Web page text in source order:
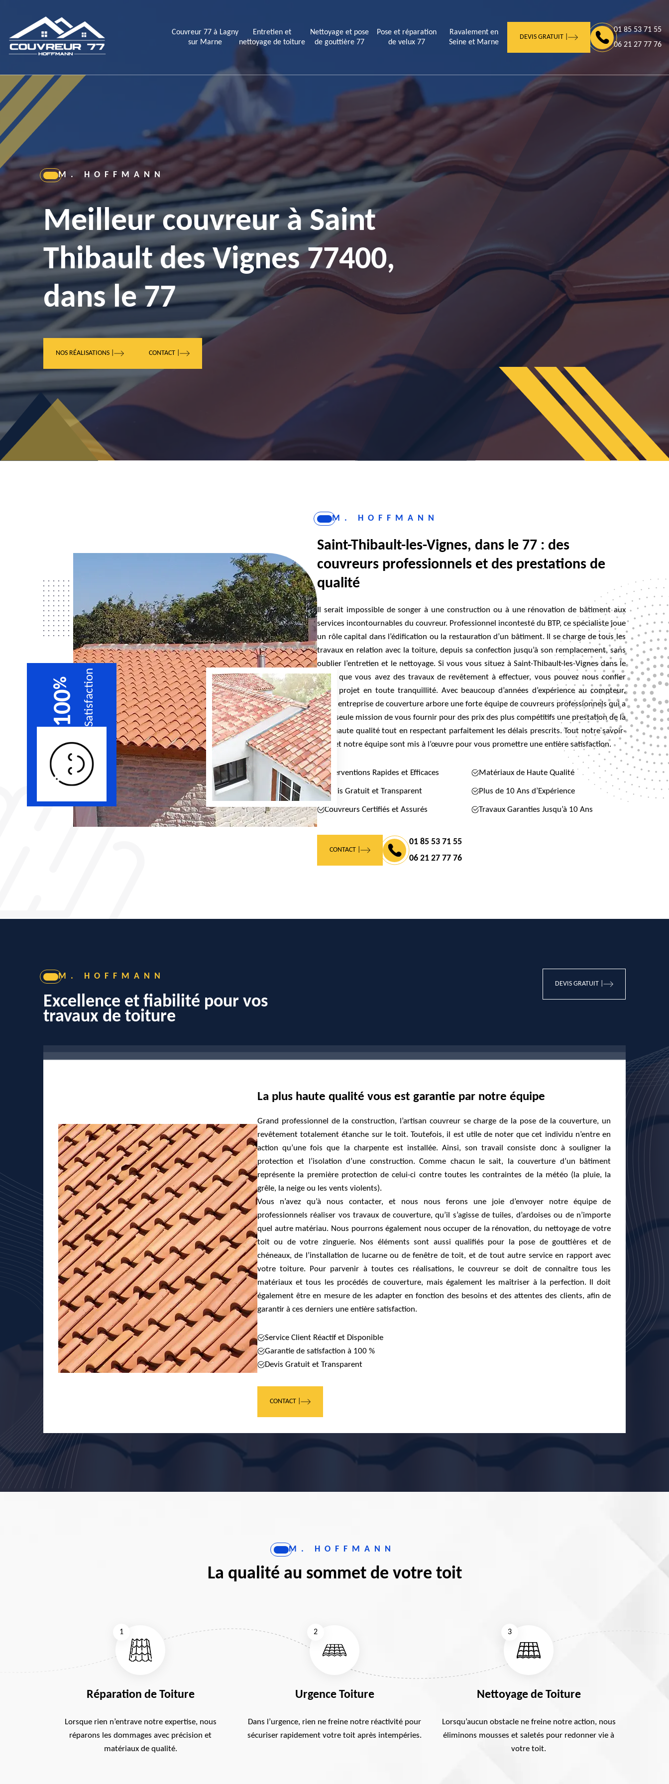
Couvreur 77 à Lagny
sur Marne
Entretien et
nettoyage de toiture
Nettoyage et pose
de gouttière 77
Pose et réparation
de velux 77
Ravalement en
Seine et Marne
DEVIS GRATUIT |
01 85 53 71 55
06 21 27 77 76
M. HOFFMANN
Meilleur couvreur à Saint
Thibault des Vignes 77400,
dans le 77
NOS RÉALISATIONS | CONTACT |
100
% Satisfaction
M. HOFFMANN
Saint-Thibault-les-Vignes, dans le 77 : des
couvreurs professionnels et des prestations de
qualité
Il serait impossible de songer à une construction ou à une rénovation de bâtiment aux
services incontournables du couvreur. Professionnel incontesté du BTP, ce spécialiste joue
un rôle capital dans l’édification ou la restauration d’un bâtiment. Il se charge de tous les
travaux en relation avec la toiture, depuis sa confection jusqu’à son remplacement, sans
oublier l’entretien et le nettoyage. Si vous vous situez à Saint-Thibault-les-Vignes dans le
77 et que vous avez des travaux de revêtement à effectuer, vous pouvez nous confier
votre projet en toute tranquillité. Avec beaucoup d’années d’expérience au compteur,
notre entreprise de couverture arbore une forte équipe de couvreurs professionnels qui a
pour seule mission de vous fournir pour des prix des plus compétitifs une prestation de la
plus haute qualité tout en respectant parfaitement les délais prescrits. Tout notre savoir-
faire et notre équipe sont mis à l’œuvre pour vous promettre une entière satisfaction.
Interventions Rapides et Efficaces Matériaux de Haute Qualité
Devis Gratuit et Transparent Plus de 10 Ans d’Expérience
Couvreurs Certifiés et Assurés Travaux Garanties Jusqu’à 10 Ans
CONTACT |
01 85 53 71 55
06 21 27 77 76
M. HOFFMANN
Excellence et fiabilité pour vos
travaux de toiture
DEVIS GRATUIT |
La plus haute qualité vous est garantie par notre équipe
Grand professionnel de la construction, l’artisan couvreur se charge de la pose de la couverture, un
revêtement totalement étanche sur le toit. Toutefois, il est utile de noter que cet individu n’entre en
action qu’une fois que la charpente est installée. Ainsi, son travail consiste donc à souligner la
protection et l’isolation d’une construction. Comme chacun le sait, la couverture d’un bâtiment
représente la première protection de celui-ci contre toutes les contraintes de la météo (la pluie, la
grêle, la neige ou les vents violents).
Vous n’avez qu’à nous contacter, et nous nous ferons une joie d’envoyer notre équipe de
professionnels réaliser vos travaux de couverture, qu’il s’agisse de tuiles, d’ardoises ou de n’importe
quel autre matériau. Nous pourrons également nous occuper de la rénovation, du nettoyage de votre
toit ou de votre zinguerie. Nos éléments sont aussi qualifiés pour la pose de gouttières et de
chéneaux, de l’installation de lucarne ou de fenêtre de toit, et de tout autre service en rapport avec
votre toiture. Pour parvenir à toutes ces réalisations, le couvreur se doit de connaître tous les
matériaux et tous les procédés de couverture, mais également les maîtriser à la perfection. Il doit
également être en mesure de les adapter en fonction des besoins et des attentes des clients, afin de
garantir à ces derniers une entière satisfaction.
Service Client Réactif et Disponible
Garantie de satisfaction à 100 %
Devis Gratuit et Transparent
CONTACT |
M. HOFFMANN
La qualité au sommet de votre toit
1
Réparation de Toiture
Lorsque rien n’entrave notre expertise, nous
réparons les dommages avec précision et
matériaux de qualité.
2
Urgence Toiture
Dans l’urgence, rien ne freine notre réactivité pour
sécuriser rapidement votre toit après intempéries.
3
Nettoyage de Toiture
Lorsqu’aucun obstacle ne freine notre action, nous
éliminons mousses et saletés pour redonner vie à
votre toit.